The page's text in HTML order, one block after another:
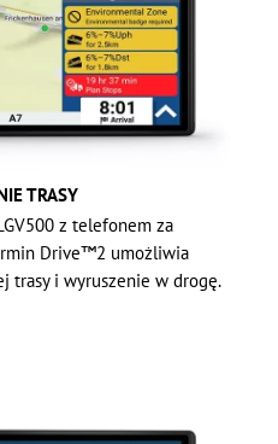
TRASY
z telefonem za
Drive™2 umożliwia
trasy i wyruszenie w drogę.